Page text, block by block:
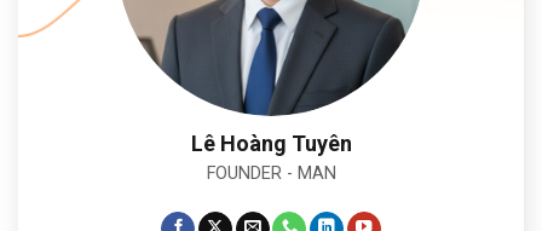
Lê Hoàng Tuyên
FOUNDER - MAN